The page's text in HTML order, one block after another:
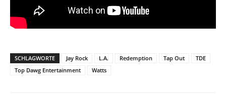
SCHLAGWORTE Jay Rock L.A. Redemption Tap Out
TDE
Top Dawg Entertainment
Watts